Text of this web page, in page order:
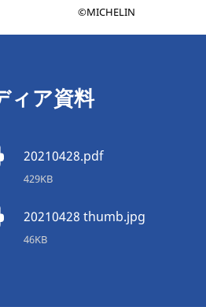
©MICHELIN
ィア資料
20210428.pdf
429KB
20210428 thumb.jpg
46KB